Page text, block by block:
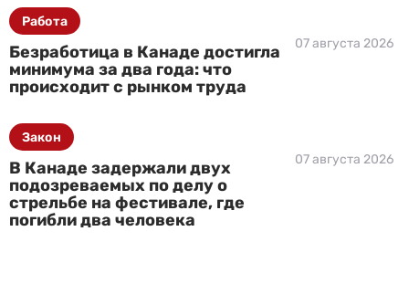
Безработица в Канаде достигла
минимума за два года: что
происходит с рынком труда
07 августа 2026
Работа
В Канаде задержали двух
подозреваемых по делу о
стрельбе на фестивале, где
погибли два человека
07 августа 2026
Закон